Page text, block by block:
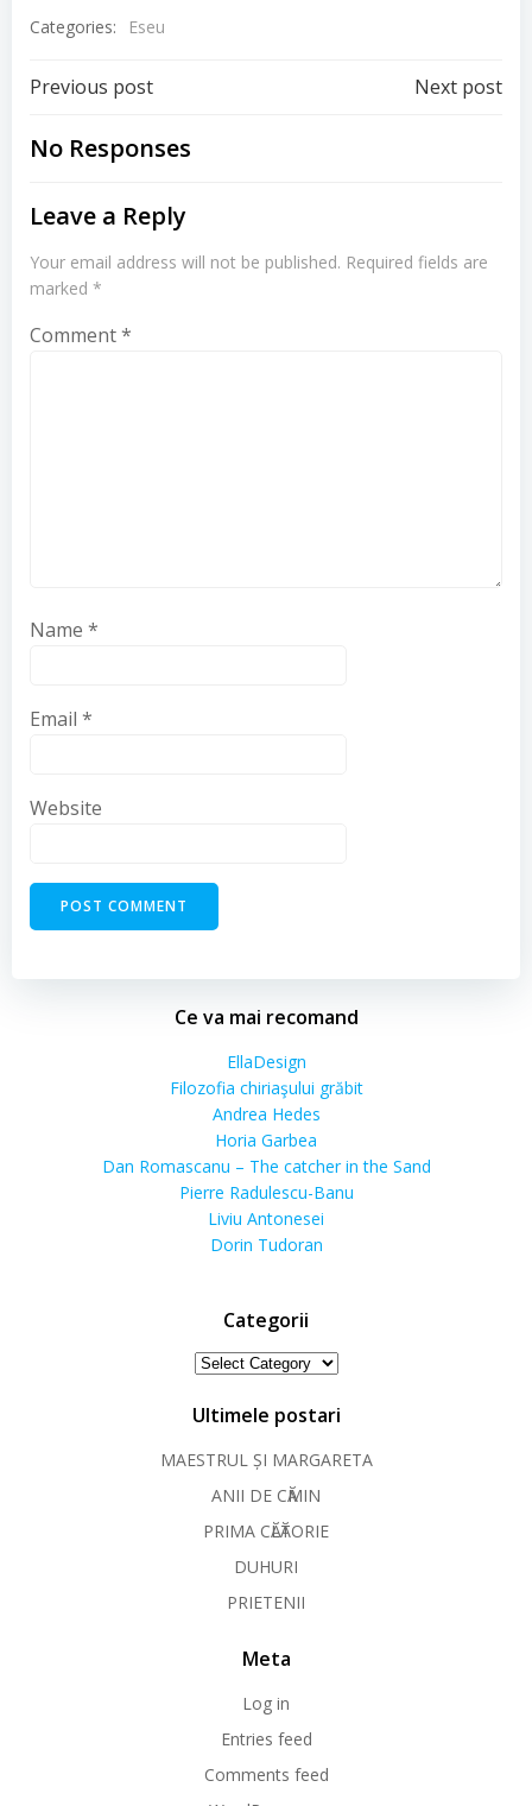
Categories: Eseu
Post
navigation
Previous post Next post
No Responses
Leave a Reply
Your email address will not be published. Required fields are
marked *
Comment*
Name *
Email *
Website
Ce va mai recomand
EllaDesign
Filozofia chiriaşului grăbit
Andrea Hedes
Horia Garbea
Dan Romascanu – The catcher in the Sand
Pierre Radulescu-Banu
Liviu Antonesei
Dorin Tudoran
Categorii
Categorii
Ultimele postari
MAESTRUL ȘI MARGARETA
ANII DE CӐMIN
PRIMA CӐLӐTORIE
DUHURI
PRIETENII
Meta
Log in
Entries feed
Comments feed